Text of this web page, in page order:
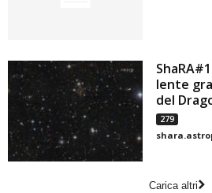
lente
del
279
Carica altri